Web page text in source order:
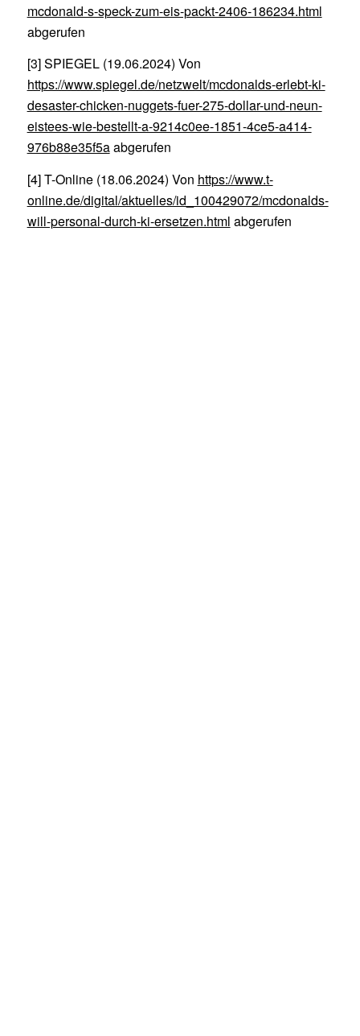
mcdonald-s-speck-zum-eis-packt-2406-186234.html
abgerufen
[3] SPIEGEL (19.06.2024) Von
https://www.spiegel.de/netzwelt/mcdonalds-erlebt-ki-
desaster-chicken-nuggets-fuer-275-dollar-und-neun-
eistees-wie-bestellt-a-9214c0ee-1851-4ce5-a414-
976b88e35f5aabgerufen
[4] T-Online (18.06.2024) Von https://www.t-
online.de/digital/aktuelles/id_100429072/mcdonalds-
will-personal-durch-ki-ersetzen.html abgerufen